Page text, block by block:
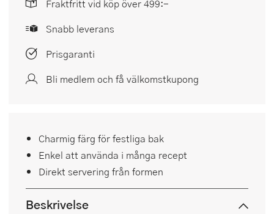
Fraktfritt vid köp över 499:-
Snabb leverans
Prisgaranti
Bli medlem och få välkomstkupong
Charmig färg för festliga bak
Enkel att använda i många recept
Direkt servering från formen
Beskrivelse